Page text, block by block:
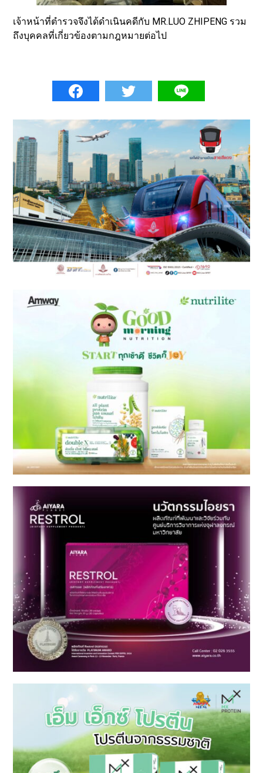
เจ้าหน้าที่ตำรวจจึงได้ดำเนินคดีกับ MR.LUO ZHIPENG รวม
ถึงบุคคลที่เกี่ยวข้องตามกฎหมายต่อไป